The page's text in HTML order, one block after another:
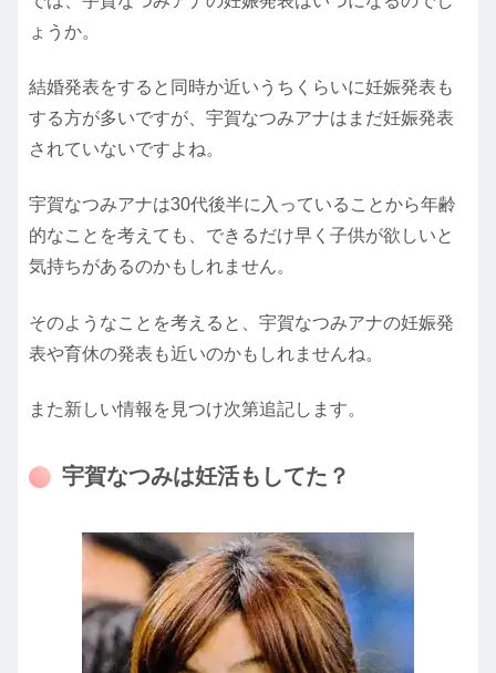
ょうか。
結婚発表をすると同時か近いうちくらいに妊娠発表も
する方が多いですが、宇賀なつみアナはまだ妊娠発表
されていないですよね。
宇賀なつみアナは30代後半に入っていることから年齢
的なことを考えても、できるだけ早く子供が欲しいと
気持ちがあるのかもしれません。
そのようなことを考えると、宇賀なつみアナの妊娠発
表や育休の発表も近いのかもしれませんね。
また新しい情報を見つけ次第追記します。
宇賀なつみは妊活もしてた？